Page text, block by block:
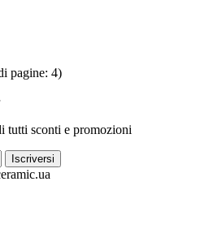
pagine: 4)
tutti sconti e promozioni